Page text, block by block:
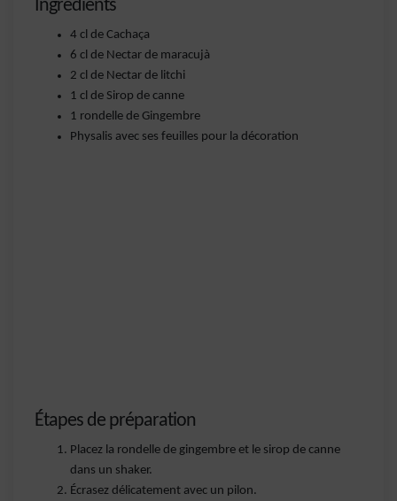
Ingrédients
4 cl de Cachaça
6 cl de Nectar de maracujà
2 cl de Nectar de litchi
1 cl de Sirop de canne
1 rondelle de Gingembre
Physalis avec ses feuilles pour la décoration
Étapes de préparation
Placez la rondelle de gingembre et le sirop de canne
dans un shaker.
Écrasez délicatement avec un pilon.